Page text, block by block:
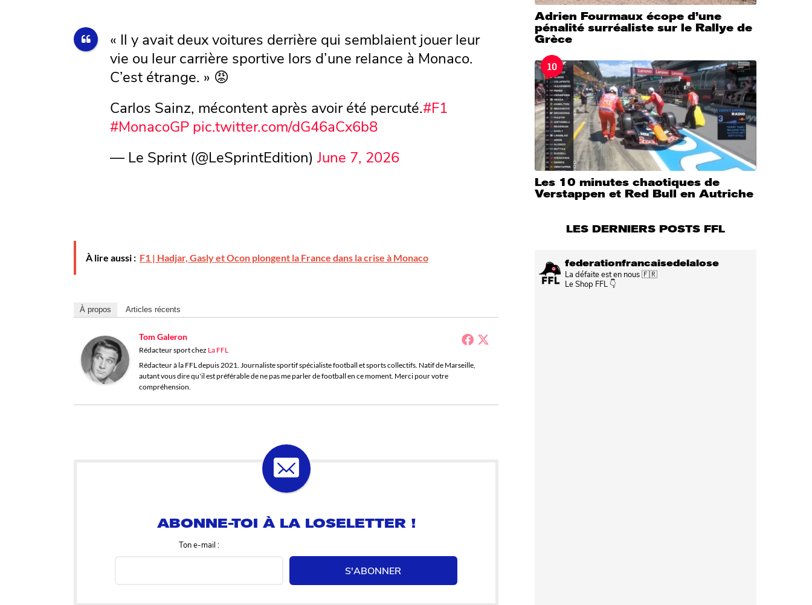
« Il y avait deux voitures derrière qui semblaient jouer leur
vie ou leur carrière sportive lors d’une relance à Monaco.
C’est étrange. » 😡
Carlos Sainz, mécontent après avoir été percuté.#F1
#MonacoGP pic.twitter.com/dG46aCx6b8
— Le Sprint (@LeSprintEdition)June 7, 2026
À lire aussi : F1 | Hadjar, Gasly et Ocon plongent la France dans la crise à Monaco
À propos Articles récents
Tom Galeron
Rédacteur sportchez La FFL
Rédacteur à la FFL depuis 2021. Journaliste sportif spécialiste football et sports collectifs. Natif de Marseille,
autant vous dire qu'il est préférable de ne pas me parler de football en ce moment. Merci pour votre
compréhension.
Ton e-mail :
S'ABONNER
Adrien Fourmaux écope d’une
pénalité surréaliste sur le Rallye de
Grèce
10
Les 10 minutes chaotiques de
Verstappen et Red Bull en Autriche
LES DERNIERS POSTS FFL
federationfrancaisedelalose
La défaite est en nous 🇫🇷
Le Shop FFL 👇